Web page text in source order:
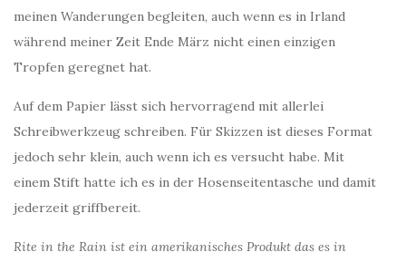
meinen Wanderungen begleiten, auch wenn es in Irland
während meiner Zeit Ende März nicht einen einzigen
Tropfen geregnet hat.
Auf dem Papier lässt sich hervorragend mit allerlei
Schreibwerkzeug schreiben. Für Skizzen ist dieses Format
jedoch sehr klein, auch wenn ich es versucht habe. Mit
einem Stift hatte ich es in der Hosenseitentasche und damit
jederzeit griffbereit.
Rite in the Rain ist ein amerikanisches Produkt das es in